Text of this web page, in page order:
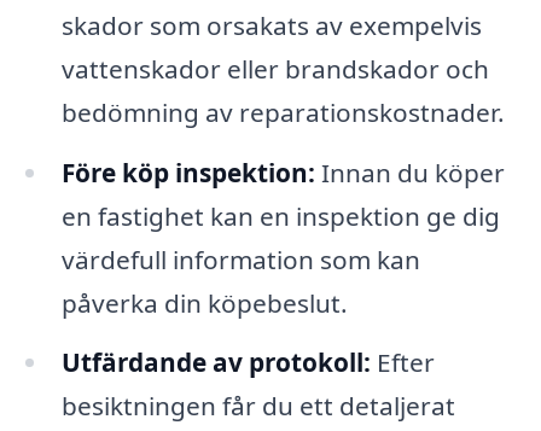
skador som orsakats av exempelvis
vattenskador eller brandskador och
bedömning av reparationskostnader.
Före köp inspektion: Innan du köper
en fastighet kan en inspektion ge dig
värdefull information som kan
påverka din köpebeslut.
Utfärdande av protokoll: Efter
besiktningen får du ett detaljerat